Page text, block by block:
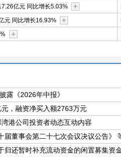
亿元 同比增长5.03%
元 同比增长16.93%
露《2026年中报》
，融资净买入额2763万元
港公司投资者动态互动内容
届董事会第二十七次会议决议公告》
归还暂时补充流动资金的闲置募集资